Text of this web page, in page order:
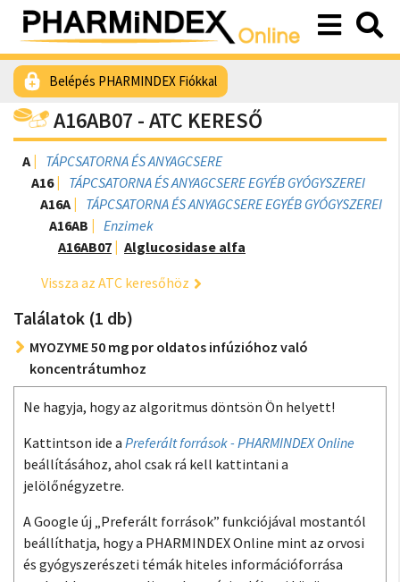
Belépés PHARMINDEX Fiókkal
A16AB07 - ATC KERESŐ
A
TÁPCSATORNA ÉS ANYAGCSERE
A16
TÁPCSATORNA ÉS ANYAGCSERE EGYÉB GYÓGYSZEREI
A16A
TÁPCSATORNA ÉS ANYAGCSERE EGYÉB GYÓGYSZEREI
A16AB
Enzimek
A16AB07
Alglucosidase alfa
Vissza az ATC keresőhöz
Találatok (1 db)
MYOZYME 50 mg por oldatos infúzióhoz való
koncentrátumhoz
Ne hagyja, hogy az algoritmus döntsön Ön helyett!
Kattintson ide a Preferált források - PHARMINDEX Online
beállításához, ahol csak rá kell kattintani a
jelölőnégyzetre.
A Google új „Preferált források” funkciójával mostantól
beállíthatja, hogy a PHARMINDEX Online mint az orvosi
és gyógyszerészeti témák hiteles információforrása